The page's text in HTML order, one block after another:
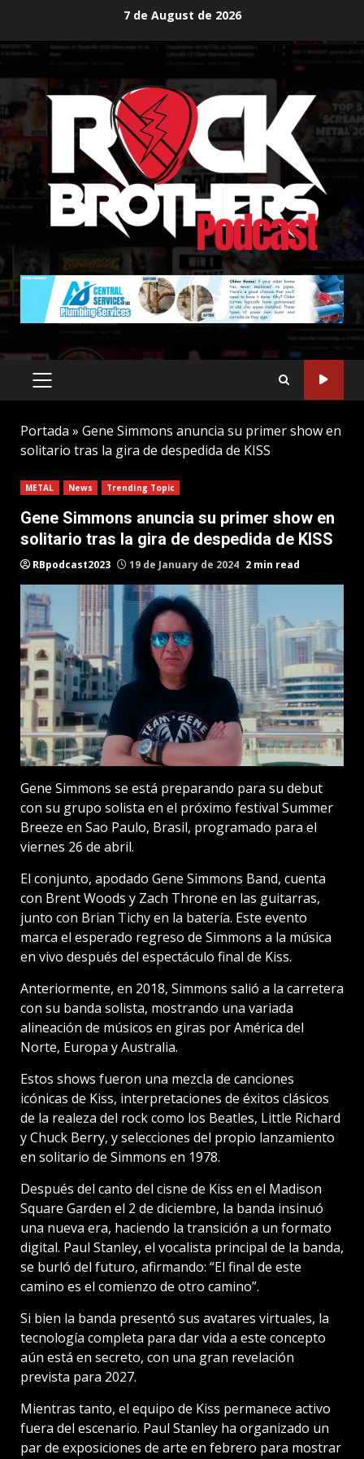
content
7 de August de 2026
PRIMARY
MENU
Portada » Gene Simmons anuncia su primer show en
solitario tras la gira de despedida de KISS
METAL News Trending Topic
Gene Simmons anuncia su primer show en
solitario tras la gira de despedida de KISS
RBpodcast2023 19 de January de 2024 2 min read
Gene Simmons se está preparando para su debut
con su grupo solista en el próximo festival Summer
Breeze en Sao Paulo, Brasil, programado para el
viernes 26 de abril.
El conjunto, apodado Gene Simmons Band, cuenta
con Brent Woods y Zach Throne en las guitarras,
junto con Brian Tichy en la batería. Este evento
marca el esperado regreso de Simmons a la música
en vivo después del espectáculo final de Kiss.
Anteriormente, en 2018, Simmons salió a la carretera
con su banda solista, mostrando una variada
alineación de músicos en giras por América del
Norte, Europa y Australia.
Estos shows fueron una mezcla de canciones
icónicas de Kiss, interpretaciones de éxitos clásicos
de la realeza del rock como los Beatles, Little Richard
y Chuck Berry, y selecciones del propio lanzamiento
en solitario de Simmons en 1978.
Después del canto del cisne de Kiss en el Madison
Square Garden el 2 de diciembre, la banda insinuó
una nueva era, haciendo la transición a un formato
digital. Paul Stanley, el vocalista principal de la banda,
se burló del futuro, afirmando: “El final de este
camino es el comienzo de otro camino”.
Si bien la banda presentó sus avatares virtuales, la
tecnología completa para dar vida a este concepto
aún está en secreto, con una gran revelación
prevista para 2027.
Mientras tanto, el equipo de Kiss permanece activo
fuera del escenario. Paul Stanley ha organizado un
par de exposiciones de arte en febrero para mostrar